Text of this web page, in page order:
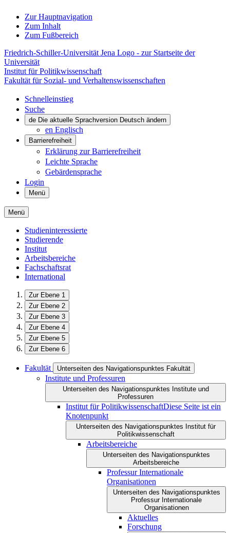
Zur Hauptnavigation
Zum Inhalt
Zum Fußbereich
Friedrich-Schiller-Universität Jena Logo - zur Startseite der
Universität
Institut für Politikwissenschaft
Fakultät für Sozial- und Verhaltenswissenschaften
Schnelleinstieg
Suche
de Die aktuelle Sprachversion Deutsch ändern
en Englisch
Barrierefreiheit
Erklärung zur Barrierefreiheit
Leichte Sprache
Gebärdensprache
Login
Menü
Menü
Studieninteressierte
Studierende
Institut
Arbeitsbereiche
Fachschaftsrat
International
Zur Ebene 1
Zur Ebene 2
Zur Ebene 3
Zur Ebene 4
Zur Ebene 5
Zur Ebene 6
Fakultät Unterseiten des Navigationspunktes Fakultät
Institute und Professuren
Unterseiten des Navigationspunktes Institute und
Professuren
Institut für PolitikwissenschaftDiese Seite ist ein
Knotenpunkt
Unterseiten des Navigationspunktes Institut für
Politikwissenschaft
Arbeitsbereiche
Unterseiten des Navigationspunktes
Arbeitsbereiche
Professur Internationale
Organisationen
Unterseiten des Navigationspunktes
Professur Internationale
Organisationen
Aktuelles
Forschung